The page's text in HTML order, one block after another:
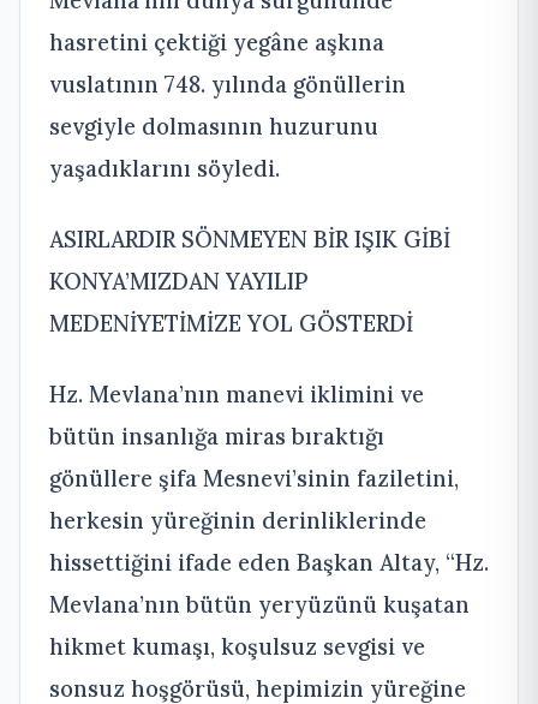
hasretini çektiği yegâne aşkına
vuslatının 748. yılında gönüllerin
sevgiyle dolmasının huzurunu
yaşadıklarını söyledi.
ASIRLARDIR SÖNMEYEN BİR IŞIK GİBİ
KONYA’MIZDAN YAYILIP
MEDENİYETİMİZE YOL GÖSTERDİ
Hz. Mevlana’nın manevi iklimini ve
bütün insanlığa miras bıraktığı
gönüllere şifa Mesnevi’sinin faziletini,
herkesin yüreğinin derinliklerinde
hissettiğini ifade eden Başkan Altay, “Hz.
Mevlana’nın bütün yeryüzünü kuşatan
hikmet kumaşı, koşulsuz sevgisi ve
sonsuz hoşgörüsü, hepimizin yüreğine